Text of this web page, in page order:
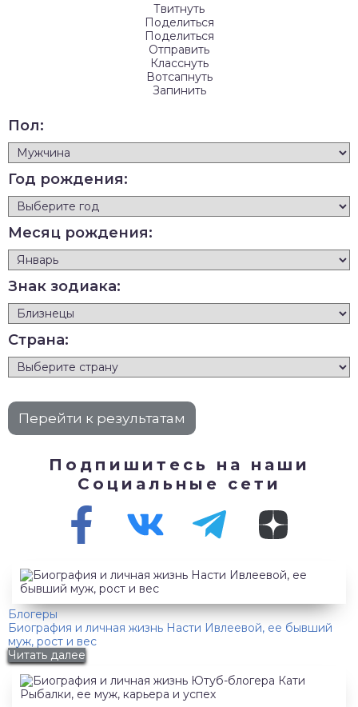
Твитнуть
Поделиться
Поделиться
Отправить
Класснуть
Вотсапнуть
Запинить
Пол:
Год рождения:
Месяц рождения:
Знак зодиака:
Страна:
Подпишитесь на наши
Социальные сети
Блогеры
Биография и личная жизнь Насти Ивлеевой, ее бывший
муж, рост и вес
Читать далее